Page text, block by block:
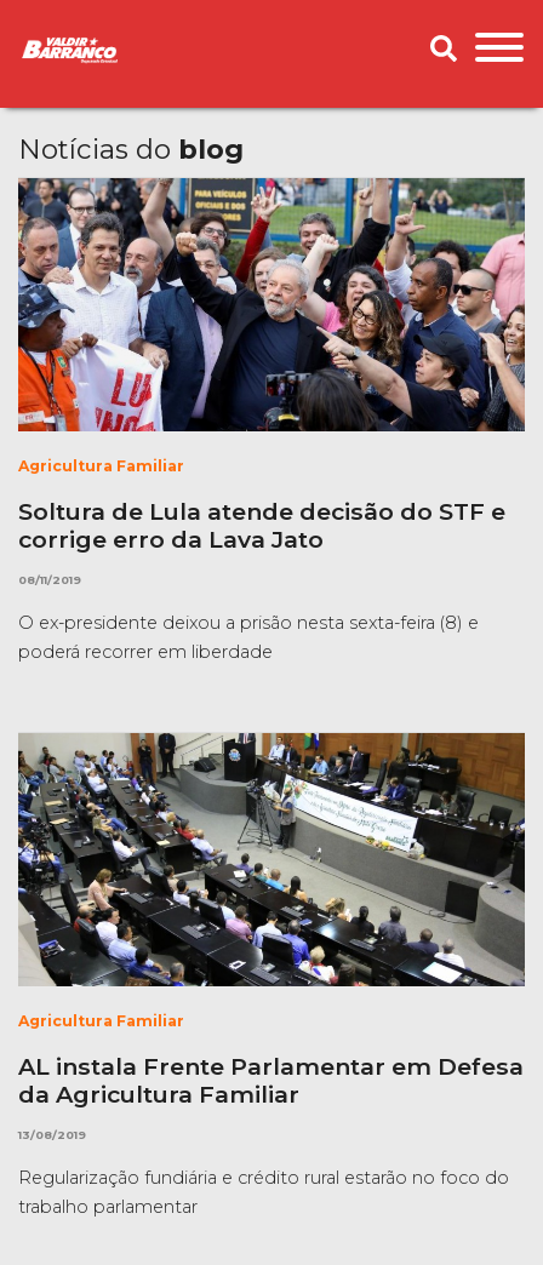
Notícias do blog
Agricultura Familiar
Soltura de Lula atende decisão do STF e
corrige erro da Lava Jato
08/11/2019
O ex-presidente deixou a prisão nesta sexta-feira (8) e
poderá recorrer em liberdade
Agricultura Familiar
AL instala Frente Parlamentar em Defesa
da Agricultura Familiar
13/08/2019
Regularização fundiária e crédito rural estarão no foco do
trabalho parlamentar